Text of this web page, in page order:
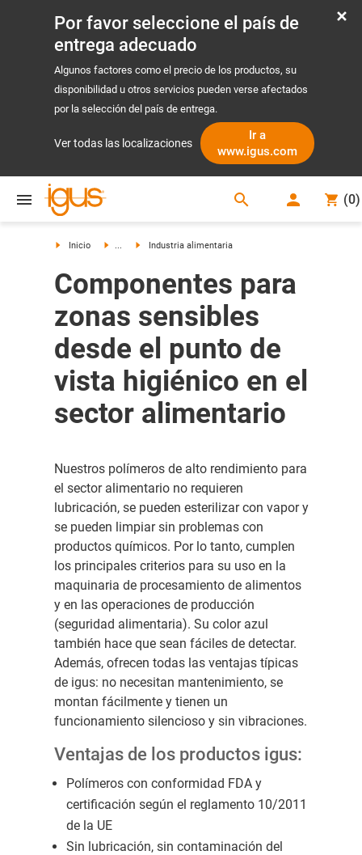
Por favor seleccione el país de
entrega adecuado
Algunos factores como el precio de los productos, su
disponibilidad u otros servicios pueden verse afectados
por la selección del país de entrega.
Ver todas las localizaciones
Ir a
www.igus.com
search (0)
Inicio ... Industria alimentaria
Componentes para
zonas sensibles
desde el punto de
vista higiénico en el
sector alimentario
Nuestros polímeros de alto rendimiento para
el sector alimentario no requieren
lubricación, se pueden esterilizar con vapor y
se pueden limpiar sin problemas con
productos químicos. Por lo tanto, cumplen
los principales criterios para su uso en la
maquinaria de procesamiento de alimentos
y en las operaciones de producción
(seguridad alimentaria). Su color azul
también hace que sean fáciles de detectar.
Además, ofrecen todas las ventajas típicas
de igus: no necesitan mantenimiento, se
montan fácilmente y tienen un
funcionamiento silencioso y sin vibraciones.
Ventajas de los productos igus:
Polímeros con conformidad FDA y
certificación según el reglamento 10/2011
de la UE
Sin lubricación, sin contaminación del